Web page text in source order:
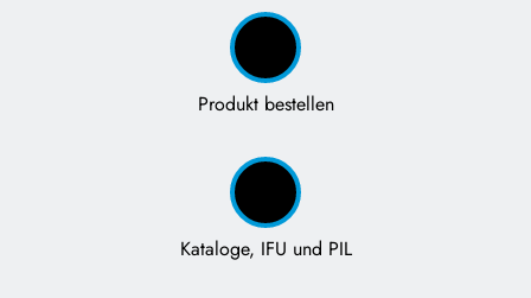
Produkt bestellen
Kataloge, IFU und PIL